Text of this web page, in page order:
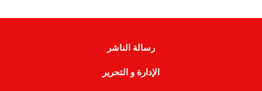
رسالة الناشر
الإدارة و التحرير